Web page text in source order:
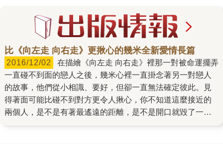
比《向左走 向右走》更揪心的幾米全新愛情長篇
2016/12/02
一直碰不到面的戀人之後，幾米心裡一直掛念著另一對戀人
的故事，他們從小相識、要好，但卻一直無法確定彼此。見
得著面可能比碰不到對方更令人揪心，你不知道這麼接近的
兩個人，是不是有著最遙遠的距離，是不是開口就毀了一